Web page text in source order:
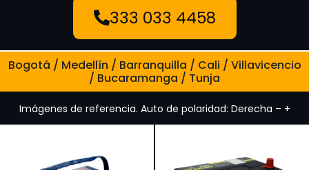
333 033 4458
Bogotá / Medellín / Barranquilla / Cali / Villavicencio
/ Bucaramanga / Tunja
Imágenes de referencia. Auto de polaridad: Derecha – +